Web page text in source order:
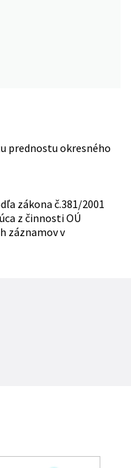
prednostu okresného
zákona č.381/2001
z činnosti OÚ
záznamov v